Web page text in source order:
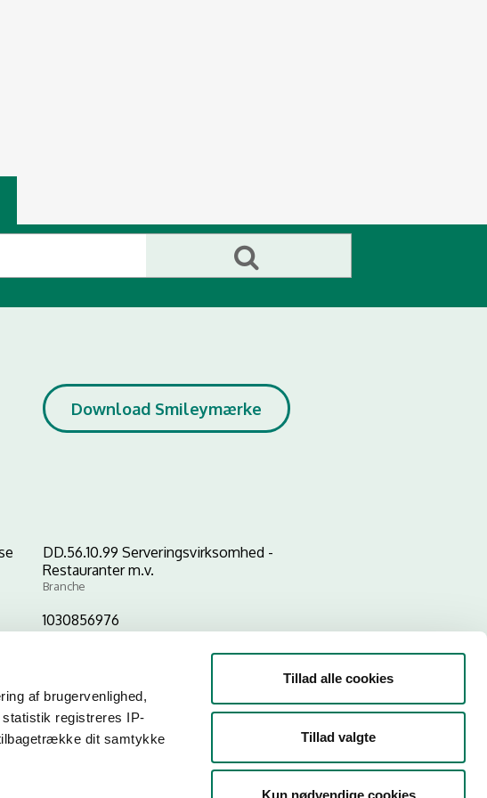
af brugervenlighed,
registreres IP-
dit samtykke
Tillad alle cookies
Tillad valgte
Kun nødvendige cookies
Download Smileymærke
DD.56.10.99 Serveringsvirksomhed -
Restauranter m.v.
Branche
1030856976
P-nr